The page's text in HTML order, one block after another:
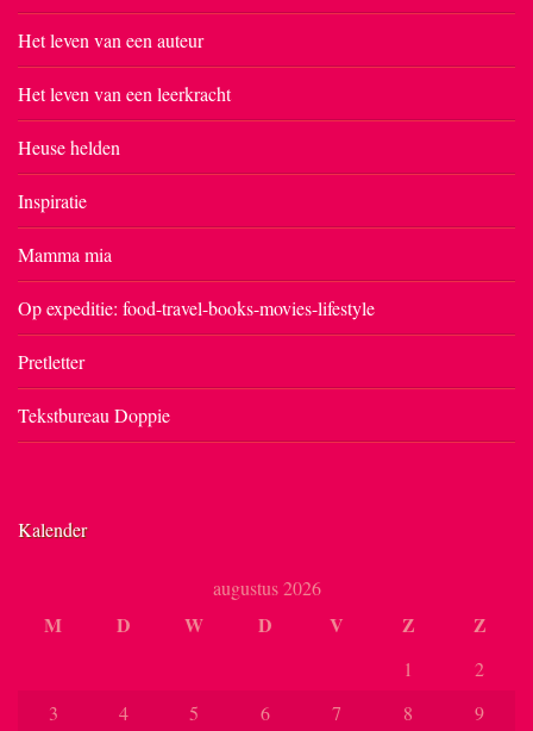
Het leven van een auteur
Het leven van een leerkracht
Heuse helden
Inspiratie
Mamma mia
Op expeditie: food-travel-books-movies-lifestyle
Pretletter
Tekstbureau Doppie
Kalender
augustus 2026
M D W D V Z Z
1
2
3
4 5 6 7 8 9